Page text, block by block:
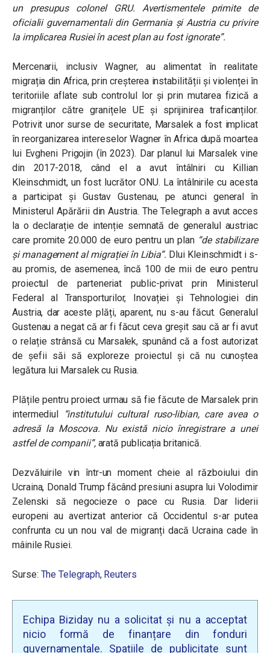
un presupus colonel GRU. Avertismentele primite de
oficialii guvernamentali din Germania și Austria cu privire
la implicarea Rusiei în acest plan au fost ignorate”.
Mercenarii, inclusiv Wagner, au alimentat în realitate
migrația din Africa, prin creșterea instabilității și violenței în
teritoriile aflate sub controlul lor și prin mutarea fizică a
migranților către granițele UE și sprijinirea traficanților.
Potrivit unor surse de securitate, Marsalek a fost implicat
în reorganizarea intereselor Wagner în Africa după moartea
lui Evgheni Prigojin (în 2023). Dar planul lui Marsalek vine
din 2017-2018, când el a avut întâlniri cu Killian
Kleinschmidt, un fost lucrător ONU. La întâlnirile cu acesta
a participat și Gustav Gustenau, pe atunci general în
Ministerul Apărării din Austria. The Telegraph a avut acces
la o declarație de intenție semnată de generalul austriac
care promite 20.000 de euro pentru un plan “de stabilizare
și management al migrației în Libia”. Dlui Kleinschmidt i s-
au promis, de asemenea, încă 100 de mii de euro pentru
proiectul de parteneriat public-privat prin Ministerul
Federal al Transporturilor, Inovației și Tehnologiei din
Austria, dar aceste plăți, aparent, nu s-au făcut. Generalul
Gustenau a negat că ar fi făcut ceva greșit sau că ar fi avut
o relație strânsă cu Marsalek, spunând că a fost autorizat
de șefii săi să exploreze proiectul și că nu cunoștea
legătura lui Marsalek cu Rusia.
Plățile pentru proiect urmau să fie făcute de Marsalek prin
intermediul “institutului cultural ruso-libian, care avea o
adresă la Moscova. Nu există nicio înregistrare a unei
astfel de companii”, arată publicația britanică.
Dezvăluirile vin într-un moment cheie al războiului din
Ucraina, Donald Trump făcând presiuni asupra lui Volodimir
Zelenski să negocieze o pace cu Rusia. Dar liderii
europeni au avertizat anterior că Occidentul s-ar putea
confrunta cu un nou val de migranți dacă Ucraina cade în
mâinile Rusiei.
Surse: The Telegraph, Reuters
Echipa Biziday nu a solicitat și nu a acceptat
nicio formă de finanțare din fonduri
guvernamentale. Spațiile de publicitate sunt